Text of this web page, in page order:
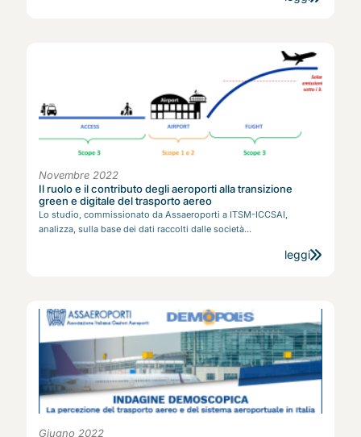
Novembre 2022
Il ruolo e il contributo degli aeroporti alla transizione
green e digitale del trasporto aereo
Lo studio, commissionato da Assaeroporti a ITSM-ICCSAI,
analizza, sulla base dei dati raccolti dalle società...
leggi
Giugno 2022